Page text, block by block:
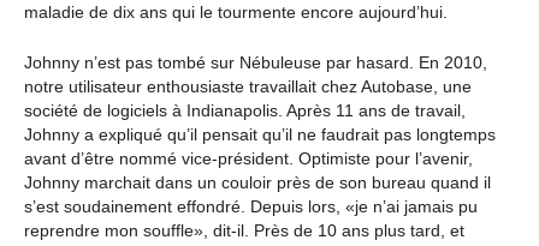
maladie de dix ans qui le tourmente encore aujourd’hui.
Johnny n’est pas tombé sur Nébuleuse par hasard. En 2010,
notre utilisateur enthousiaste travaillait chez Autobase, une
société de logiciels à Indianapolis. Après 11 ans de travail,
Johnny a expliqué qu’il pensait qu’il ne faudrait pas longtemps
avant d’être nommé vice-président. Optimiste pour l’avenir,
Johnny marchait dans un couloir près de son bureau quand il
s’est soudainement effondré. Depuis lors, «je n’ai jamais pu
reprendre mon souffle», dit-il. Près de 10 ans plus tard, et